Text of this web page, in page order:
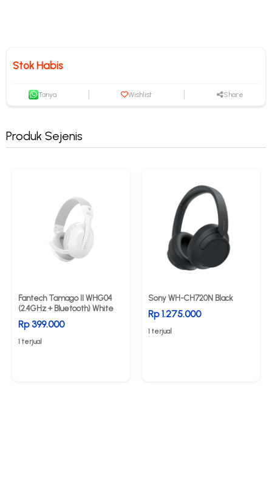
Stok Habis
Tanya Wishlist Share
Produk Sejenis
Fantech Tamago II WHG04
(2.4GHz + Bluetooth) White
Rp 399.000
1 terjual
Sony WH-CH720N Black
Rp 1.275.000
1 terjual